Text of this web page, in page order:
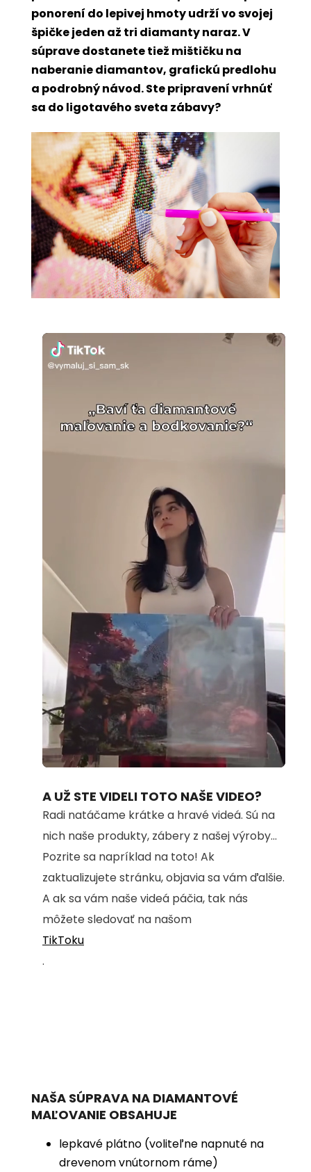
ponorení do lepivej hmoty udrží vo svojej
špičke jeden až tri diamanty naraz. V
súprave dostanete tiež mištičku na
naberanie diamantov, grafickú predlohu
a podrobný návod. Ste pripravení vrhnúť
sa do ligotavého sveta zábavy?
Unmute Loaded:
100.00%
A UŽ STE VIDELI TOTO NAŠE VIDEO?
Radi natáčame krátke a hravé videá. Sú na
nich naše produkty, zábery z našej výroby...
Pozrite sa napríklad na toto! Ak
zaktualizujete stránku, objavia sa vám ďalšie.
A ak sa vám naše videá páčia, tak nás
môžete sledovať na našom
TikToku
.
NAŠA SÚPRAVA NA DIAMANTOVÉ
MAĽOVANIE OBSAHUJE
lepkavé plátno (voliteľne napnuté na
drevenom vnútornom ráme)